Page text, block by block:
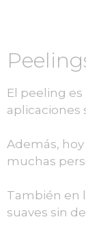
El peeling
aplicaciones
Además, hoy
muchas
También en
suaves sin